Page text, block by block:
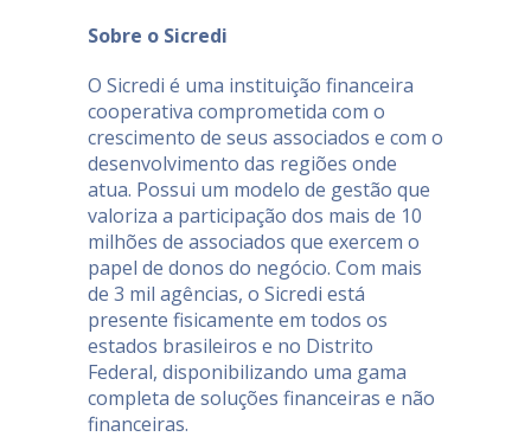
Sobre o Sicredi
O Sicredi é uma instituição financeira
cooperativa comprometida com o
crescimento de seus associados e com o
desenvolvimento das regiões onde
atua. Possui um modelo de gestão que
valoriza a participação dos mais de 10
milhões de associados que exercem o
papel de donos do negócio. Com mais
de 3 mil agências, o Sicredi está
presente fisicamente em todos os
estados brasileiros e no Distrito
Federal, disponibilizando uma gama
completa de soluções financeiras e não
financeiras.